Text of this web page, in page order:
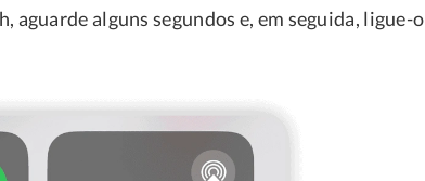
alguns segundos e, em seguida, ligue-o